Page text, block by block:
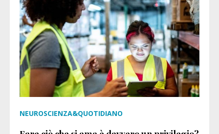
NEUROSCIENZA&QUOTIDIANO